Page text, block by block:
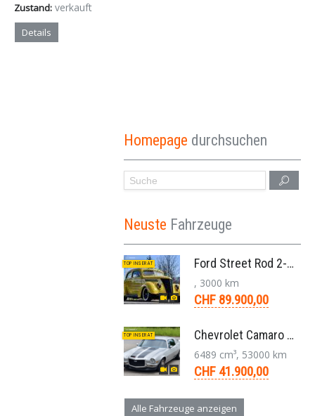
Zustand: verkauft
Details
Homepage durchsuchen
Neuste Fahrzeuge
TOP INSERAT Ford Street Rod 2-Door V8 Aut. 1937
, 3000 km
CHF 89.900,00
TOP INSERAT Chevrolet Camaro SS 396 LS3 Coupe Aut. 1971
6489 cm³, 53000 km
CHF 41.900,00
Alle Fahrzeuge anzeigen